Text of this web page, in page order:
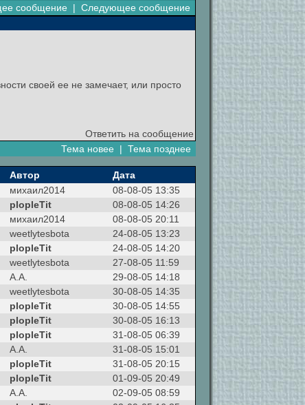
сообщение | Следующее сообщение
своей ее не замечает, или просто
Ответить на сообщение
Тема новее | Тема позднее
Автор
Дата
михаил2014
08-08-05 13:35
plopleTit
08-08-05 14:26
михаил2014
08-08-05 20:11
weetlytesbota
24-08-05 13:23
plopleTit
24-08-05 14:20
weetlytesbota
27-08-05 11:59
A.A.
29-08-05 14:18
weetlytesbota
30-08-05 14:35
plopleTit
30-08-05 14:55
plopleTit
30-08-05 16:13
plopleTit
31-08-05 06:39
A.A.
31-08-05 15:01
plopleTit
31-08-05 20:15
plopleTit
01-09-05 20:49
A.A.
02-09-05 08:59